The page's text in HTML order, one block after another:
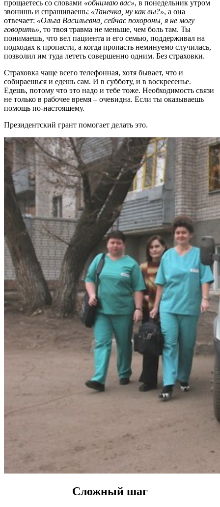
прощаетесь со словами «обнимаю вас», в понедельник утром
звонишь и спрашиваешь: «Танечка, ну как вы?», а она
отвечает: «Ольга Васильевна, сейчас похороны, я не могу
говорить», то твоя травма не меньше, чем боль там. Ты
понимаешь, что вел пациента и его семью, поддерживал на
подходах к пропасти, а когда пропасть неминуемо случилась,
позволил им туда лететь совершенно одним. Без страховки.
Страховка чаще всего телефонная, хотя бывает, что и
собираешься и едешь сам. И в субботу, и в воскресенье.
Едешь, потому что это надо и тебе тоже. Необходимость связи
не только в рабочее время – очевидна. Если ты оказываешь
помощь по-настоящему.
Президентский грант помогает делать это.
Сложный шаг